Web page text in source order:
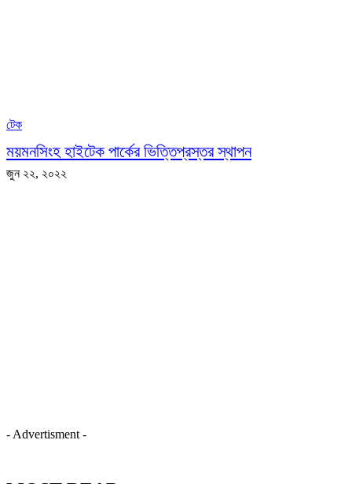
টেক
ময়মনসিংহ হাইটেক পার্কের ভিত্তিপ্রস্তর স্থাপন
জুন ২২, ২০২২
- Advertisment -